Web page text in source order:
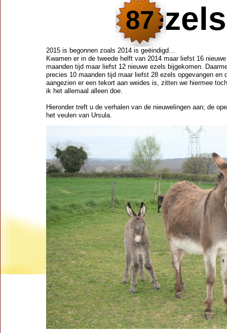
ezels
2015 is begonnen zoals 2014 is geëindigd…
Kwamen er in de tweede helft van 2014 maar liefst 16
maanden tijd maar liefst 12 nieuwe ezels bijgekomen.
precies 10 maanden tijd maar liefst 28 ezels opgevangen
aangezien er een tekort aan weides is, zitten we hiermee
ik het allemaal alleen doe.
Hieronder treft u de verhalen van de nieuwelingen aan; de
het veulen van Ursula.
87